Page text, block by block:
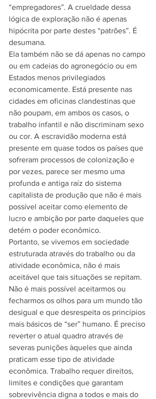
“empregadores”. A crueldade dessa
lógica de exploração não é apenas
hipócrita por parte destes “patrões”. É
desumana.
Ela também não se dá apenas no campo
ou em cadeias do agronegócio ou em
Estados menos privilegiados
economicamente. Está presente nas
cidades em oficinas clandestinas que
não poupam, em ambos os casos, o
trabalho infantil e não discriminam sexo
ou cor. A escravidão moderna está
presente em quase todos os países que
sofreram processos de colonização e
por vezes, parece ser mesmo uma
profunda e antiga raíz do sistema
capitalista de produção que não é mais
possível aceitar como elemento de
lucro e ambição por parte daqueles que
detém o poder econômico.
Portanto, se vivemos em sociedade
estruturada através do trabalho ou da
atividade econômica, não é mais
aceitável que tais situações se repitam.
Não é mais possível aceitarmos ou
fecharmos os olhos para um mundo tão
desigual e que desrespeita os princípios
mais básicos de “ser” humano. É preciso
reverter o atual quadro através de
severas punições àqueles que ainda
praticam esse tipo de atividade
econômica. Trabalho requer direitos,
limites e condições que garantam
sobrevivência digna a todos e mais do